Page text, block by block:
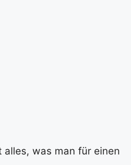
was man für einen